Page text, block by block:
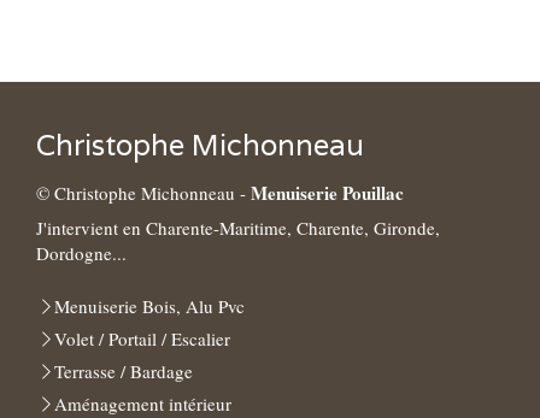
Christophe Michonneau
© Christophe Michonneau - Menuiserie Pouillac
J'intervient en Charente-Maritime, Charente, Gironde,
Dordogne...
Menuiserie Bois, Alu Pvc
Volet / Portail / Escalier
Terrasse / Bardage
Aménagement intérieur